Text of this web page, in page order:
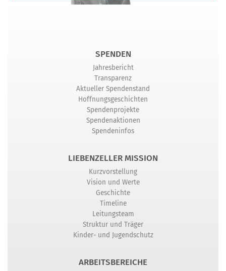
SPENDEN
Jahresbericht
Transparenz
Aktueller Spendenstand
Hoffnungsgeschichten
Spendenprojekte
Spendenaktionen
Spendeninfos
LIEBENZELLER MISSION
Kurzvorstellung
Vision und Werte
Geschichte
Timeline
Leitungsteam
Struktur und Träger
Kinder- und Jugendschutz
ARBEITSBEREICHE